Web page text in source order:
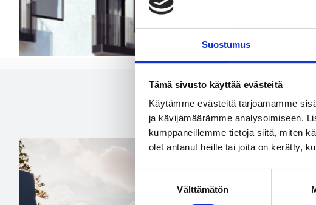
Suostumus
Tämä sivusto käyttää evästeitä
Käytämme evästeitä tarjoamamme
ja kävijämäärämme analysoimiseen.
kumppaneillemme tietoja siitä, miten
olet antanut heille tai joita on kerätty,
Välttämätön